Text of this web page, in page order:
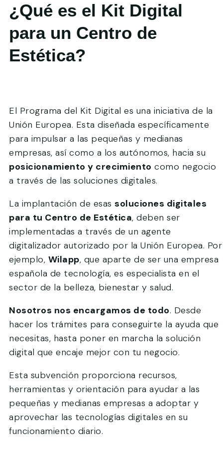
¿Qué es el Kit Digital
para un Centro de
Estética?
El Programa del Kit Digital es una iniciativa de la
Unión Europea. Esta diseñada específicamente
para impulsar a las pequeñas y medianas
empresas, así como a los autónomos, hacia su
posicionamiento y crecimiento como negocio
a través de las soluciones digitales.
La implantación de esas soluciones digitales
para tu Centro de Estética, deben ser
implementadas a través de un agente
digitalizador autorizado por la Unión Europea. Por
ejemplo, Wilapp, que aparte de ser una empresa
española de tecnología, es especialista en el
sector de la belleza, bienestar y salud.
Nosotros nos encargamos de todo. Desde
hacer los trámites para conseguirte la ayuda que
necesitas, hasta poner en marcha la solución
digital que encaje mejor con tu negocio.
Esta subvención proporciona recursos,
herramientas y orientación para ayudar a las
pequeñas y medianas empresas a adoptar y
aprovechar las tecnologías digitales en su
funcionamiento diario.